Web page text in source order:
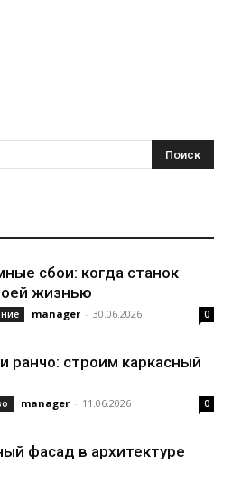
сбои: когда станок
жизнью
manager - 30.06.2026 0
ранчо: строим каркасный
manager - 11.06.2026 0
фасад в архитектуре